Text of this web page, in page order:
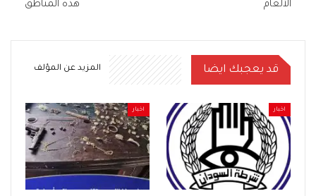
الألغام
هذه المناطق
قد يعجبك ايضا المزيد عن المؤلف
اخبار اخبار